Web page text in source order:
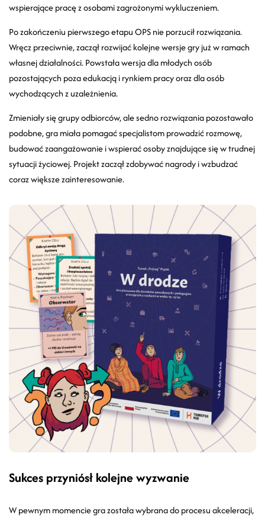
wspierające pracę z osobami zagrożonymi wykluczeniem.
Po zakończeniu pierwszego etapu OPS nie porzucił rozwiązania.
Wręcz przeciwnie, zaczął rozwijać kolejne wersje gry już w ramach
własnej działalności. Powstała wersja dla młodych osób
pozostających poza edukacją i rynkiem pracy oraz dla osób
wychodzących z uzależnienia.
Zmieniały się grupy odbiorców, ale sedno rozwiązania pozostawało
podobne, gra miała pomagać specjalistom prowadzić rozmowę,
budować zaangażowanie i wspierać osoby znajdujące się w trudnej
sytuacji życiowej. Projekt zaczął zdobywać nagrody i wzbudzać
coraz większe zainteresowanie.
Sukces przyniósł kolejne wyzwanie
W pewnym momencie gra została wybrana do procesu akceleracji,